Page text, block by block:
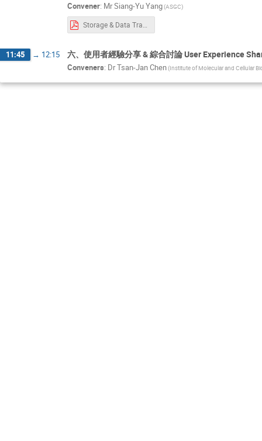
Convener: MrSiang-Yu Yang(ASGC)
Storage & Data Transfer Service.pdf
11:45 → 12:15 六、使用者經驗分享 & 綜合討論 User Experience
Conveners: DrTsan-Jan Chen(Institute of Molecular and Cellular